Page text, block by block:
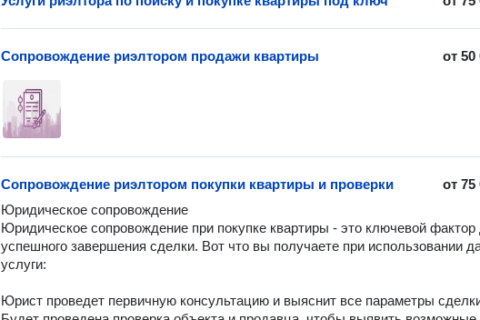
от50
Сопровождение риэлтором продажи квартиры
от75
Сопровождение риэлтором покупки квартиры и проверки
Юридическое сопровождение
Юридическое сопровождение при покупке квартиры - это ключевой фактор
успешного завершения сделки. Вот что вы получаете при использовании
услуги:
Юрист проведет первичную консультацию и выяснит все параметры